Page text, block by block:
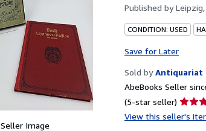
Seller Image
Published by
CONDITION: USED
Save for Later
Sold by Antiquariat
AbeBooks Seller
(5-star seller) Seller
rating
View this seller's